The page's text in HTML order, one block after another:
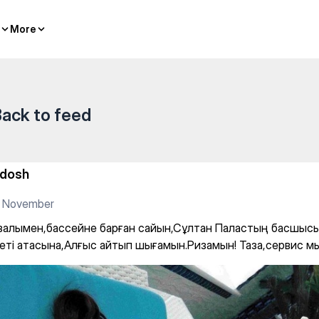
More
More сайын,Сұлтан
to feed
November
барған сайын,Сұлтан Паластың
атасына,Алғыс айтып шығамын.Ризамын! Таза,сервис